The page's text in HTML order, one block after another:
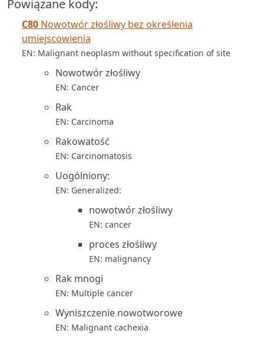
Powiązane kody:
C80 Nowotwór złośliwy bez określenia
umiejscowienia
EN: Malignant neoplasm without specification of site
Nowotwór złośliwy
EN: Cancer
Rak
EN: Carcinoma
Rakowatość
EN: Carcinomatosis
Uogólniony:
EN: Generalized:
nowotwór złośliwy
EN: cancer
proces złośliwy
EN: malignancy
Rak mnogi
EN: Multiple cancer
Wyniszczenie nowotworowe
EN: Malignant cachexia